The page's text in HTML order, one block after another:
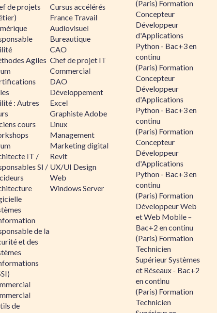
de projets
Agiles
: Autres
cours
IT /
SI /
de la
et des
de
Cursus accélérés
France Travail
Audiovisuel
Bureautique
CAO
Chef de projet IT
Commercial
DAO
Développement
Excel
Graphiste Adobe
Linux
Management
Marketing digital
Revit
UX/UI Design
Web
Windows Server
(Paris) Formation
Concepteur
Développeur
d'Applications
Python - Bac+3 en
continu
(Paris) Formation
Concepteur
Développeur
d'Applications
Python - Bac+3 en
continu
(Paris) Formation
Concepteur
Développeur
d'Applications
Python - Bac+3 en
continu
(Paris) Formation
Développeur Web
et Web Mobile –
Bac+2 en continu
(Paris) Formation
Technicien
Supérieur Systèmes
et Réseaux - Bac+2
en continu
(Paris) Formation
Technicien